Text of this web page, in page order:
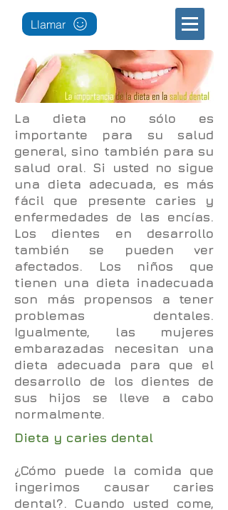
Llamar
La dieta no sólo es
importante para su salud
general, sino también para su
salud oral. Si usted no sigue
una dieta adecuada, es más
fácil que presente caries y
enfermedades de las encías.
Los dientes en desarrollo
también se pueden ver
afectados. Los niños que
tienen una dieta inadecuada
son más propensos a tener
problemas dentales.
Igualmente, las mujeres
embarazadas necesitan una
dieta adecuada para que el
desarrollo de los dientes de
sus hijos se lleve a cabo
normalmente.
Dieta y caries dental
¿Cómo puede la comida que
ingerimos causar caries
dental?. Cuando usted come,